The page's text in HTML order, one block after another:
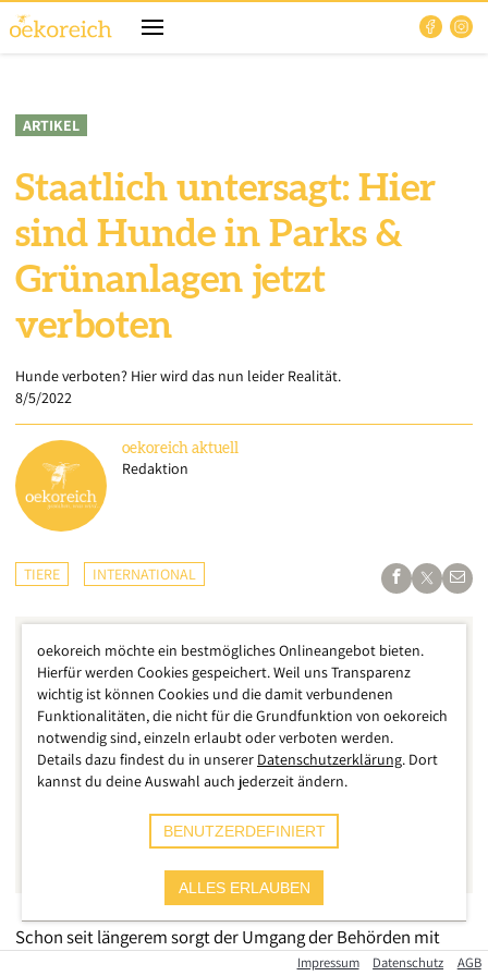
ARTIKEL
Staatlich untersagt: Hier
sind Hunde in Parks &
Grünanlagen jetzt
verboten
Hunde verboten? Hier wird das nun leider Realität.
8/5/2022
oekoreich aktuell
Redaktion
TIERE INTERNATIONAL
Schon seit längerem sorgt der Umgang der Behörden mit
Hunden und Katzen im Iran für großen Unmut in der
Impressum Datenschutz AGB
oekoreich möchte ein bestmögliches Onlineangebot bieten.
Hierfür werden Cookies gespeichert. Weil uns Transparenz
wichtig ist können Cookies und die damit verbundenen
Funktionalitäten, die nicht für die Grundfunktion von oekoreich
notwendig sind, einzeln erlaubt oder verboten werden.
Details dazu findest du in unserer Datenschutzerklärung. Dort
kannst du deine Auswahl auch jederzeit ändern.
BENUTZERDEFINIERT
ALLES ERLAUBEN